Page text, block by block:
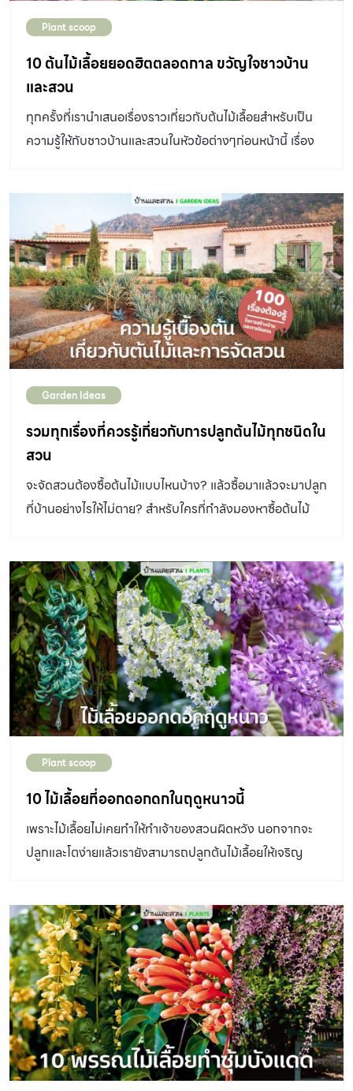
Plant scoop
10 ต้นไม้เลื้อยยอดฮิตตลอดกาล ขวัญใจชาวบ้าน
และสวน
ทุกครั้งที่เรานำเสนอเรื่องราวเกี่ยวกับต้นไม้เลื้อยสำหรับเป็น
ความรู้ให้กับชาวบ้านและสวนในหัวข้อต่างๆก่อนหน้านี้ เรื่อง
อยู่เสมอ เราจึงลองจัดอันดับ ต้นไม้เลื้อยยอดฮิต ที่มักพบเห็น
และนิยมนำมาใช้ตกแต่งสวนหรือมุมต่างๆในบ้านอยู่ตลอด
พวงคราม เดป ตีนตุ๊กแก เฟื่องฟ้า พลูฉีก เงินไหลมา ฟิโลเดน
ดรอน พวงชมพู เหลืองชัชวาล สร้อยอินทนิล ส่วนใหญ่ช่วย
สร้างมิติทางตั้งและเพิ่มระนาบเหนือศีรษะให้ความร่มเย็นและ
ร่มเงาแบบไม่ทึบ ที่สำคัญใช้พื้นที่ปลูกไม่มาก เพราะไม่แผ่กว้าง
เหมือนต้นไม้ใหญ่ แต่ควรมีพื้นที่ให้กิ่งหรือลำต้นยึดเกาะ เช่น
ทำซุ้มระแนง กันสาด หรือผนัง ต้นไม้เลื้อยยอดฮิต บางชนิดโต
ปลูกร่วมกันในระยะแรกที่ต้นไม้หลักยังไม่ออกดอกจะได้มีต้น
เสริมที่โตเร็วขึ้นเป็นซุ้มและออกดอกให้ชมได้ 1.พวงคราม ชื่อ
วิทยาศาสตร์: Petrea volubilis L.วงศ์:
Verbenaceaeแสง : แดดเต็มวันน้ำ : ปานกลาง ไม่ชอบน้ําขัง
แฉะดิน : ดินร่วน 2.เดป ชื่อวิทยาศาสตร์: Dischidia sp.วงศ์:
Asclepiadaceaeแสง : แดดรําไรน้ำ : ปานกลางดิน : นิยม
Ficus pumila […]
Garden Ideas
รวมทุกเรื่องที่ควรรู้เกี่ยวกับการปลูกต้นไม้ทุกชนิดใน
สวน
จะจัดสวนต้องซื้อต้นไม้แบบไหนบ้าง? แล้วซื้อมาแล้วจะมาปลูก
ที่บ้านอย่างไรให้ไม่ตาย? สำหรับใครที่กำลังมองหาซื้อต้นไม้
ปลูกต้นไม้ชนิดต่างๆ การเลือกพรรณไม้ในการจัดสวน รวมไป
ถึงการปลูกต้นไม้แต่ละแบบอย่างถูกต้อง แบบที่เมื่อคุณอ่าน
จบคุณจะกลายเป็นผู้มีความรู้แบบนักจัดสวนได้ในทันที ต้นไม้
ใหญ่ ต้นไม้ใหญ่ หมายถึง ต้นไม้ยืนต้นที่มีลำต้นตั้งตรง สูงได้
มากกว่า 6 เมตร และแผ่ทรงพุ่มด้านบน จุดประสงค์หลักของ
การปลูกส่วนใหญ่เพื่อให้ร่มเงากับทั้งคนที่อยู่ด้านล่างใต้ต้นไม้
ไปจนถึงตัวบ้านด้านข้าง นอกจากนั้นยังช่วยสร้างจุดเด่นใน
กันไป สามารถเลือกไปใช้ตามความเหมาะสม ข้อควรระวังใน
การปลูกต้นไม้ใหญ่ – รากชอนไชแผ่ขยายจนดันพื้นคอนกรีต
บ่อปลา หรือสิ่งก่อสร้างจนแตกร้าว ควรแก้ปัญหาด้วยการ
ปลูกต้นไม้ลงในกระถางก่อน เมื่อต้นโตเต็มที่แล้วค่อยปลูกลง
ดิน อีกทั้งหมั่นตัดแต่งกิ่งไม่ให้แผ่ไปมาก หลีกเลี่ยงต้นไม้ที่มี
สัตบรรณ หรือหางนกยูงฝรั่ง -หมั่นตัดกิ่งที่เปราะหักง่ายจน
หล่นมาเป็นอันตรายกับคนที่สัญจรไปมาหรือมีสิ่งก่อสร้างอยู่
ใกล้ โดยเฉพาะต้นไม้ที่มีกิ่งเปราะอย่างชมพูพันธุ์ทิพย์ จามจุรี
นนทรี เป็นต้น -หากปล่อยให้ต้นไม้ใหญ่สูงเกินไป ควรระวัง
เรื่องดินอ่อนทรุดตัว โดยเฉพาะบริเวณที่น้ำกัดเซาะหรือหลัง
จากฝนตกหนักใหม่ๆ อาจส่งผลให้ต้นล้มและเกิดความเสียหาย
ได้ -ควรปลูกต้นไม้ให้เหมาะสมกับขนาดพื้นที่สวนว่ามีที่ว่าง
เพียงพอทั้งแนวราบและแนวตั้ง รวมไปถึงจำนวนที่เหมาะสมที่
Plant scoop
10 ไม้เลื้อยที่ออกดอกดกในฤดูหนาวนี้
เพราะไม้เลื้อยไม่เคยทำให้ทำเจ้าของสวนผิดหวัง นอกจากจะ
ปลูกและโตง่ายแล้วเรายังสามารถปลูกต้นไม้เลื้อยให้เจริญ
กระถางแขวน ปลูกคลุมดิน เลื้อยขึ้นต้นไม้ยืนต้น ซุ้มไม้เลื้อย
หรือไต่ผนังก็ทำได้ เมื่อ ไม้เลื้อย ดอกดก ออกดอกเต็มที่ ก็มัก
จะบานเต็มต้นสร้างความตื่นตาตื่นใจให้กับผู้พบเห็นได้อยู่เสมอ
เราจึงขอรวบรวมไม้เลื้อยที่ออกดอกดกในฤดูหนาว ซึ่ง
นอกจากมีดอกสวยงามแล้วยังช่วยดักจับฝุ่นละอองและมลพิษ
ต่างๆได้ดีอีกด้วย 1.กระเทียมเถา ชื่อวิทยาศาสตร์: Mansoa
alliacea (Lam.) A.H.Gentry วงศ์: Bignoniaceae ไม้
เลื้อยเนื้อแข็งขนาดใหญ่ อายุหลายปี มีมือพันที่ปลายกิ่ง